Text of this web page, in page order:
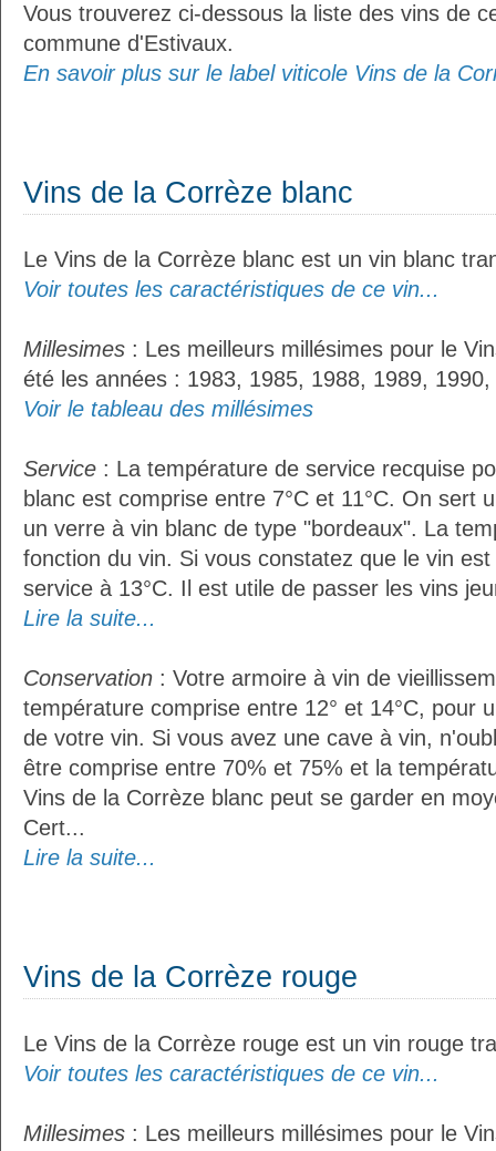
Vous trouverez ci-dessous la liste des vins de
commune d'Estivaux.
En savoir plus sur le label viticole Vins de la
Vins de la Corrèze blanc
Le Vins de la Corrèze blanc est un vin blanc
Voir toutes les caractéristiques de ce vin...
Millesimes : Les meilleurs millésimes pour le
été les années : 1983, 1985, 1988, 1989, 1990,
Voir le tableau des millésimes
Service : La température de service recquise
blanc est comprise entre 7°C et 11°C. On sert
un verre à vin blanc de type "bordeaux". La
fonction du vin. Si vous constatez que le vin
service à 13°C. Il est utile de passer les vins
Lire la suite...
Conservation : Votre armoire à vin de
température comprise entre 12° et 14°C, pour
de votre vin. Si vous avez une cave à vin,
être comprise entre 70% et 75% et la
Vins de la Corrèze blanc peut se garder en
Cert...
Lire la suite...
Vins de la Corrèze rouge
Le Vins de la Corrèze rouge est un vin rouge
Voir toutes les caractéristiques de ce vin...
Millesimes : Les meilleurs millésimes pour le